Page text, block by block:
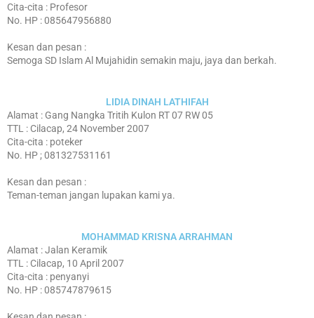
Cita-cita : Profesor
No. HP : 085647956880
Kesan dan pesan :
Semoga SD Islam Al Mujahidin semakin maju, jaya dan berkah.
LIDIA DINAH LATHIFAH
Alamat : Gang Nangka Tritih Kulon RT 07 RW 05
TTL : Cilacap, 24 November 2007
Cita-cita : poteker
No. HP ; 081327531161
Kesan dan pesan :
Teman-teman jangan lupakan kami ya.
MOHAMMAD KRISNA ARRAHMAN
Alamat : Jalan Keramik
TTL : Cilacap, 10 April 2007
Cita-cita : penyanyi
No. HP : 085747879615